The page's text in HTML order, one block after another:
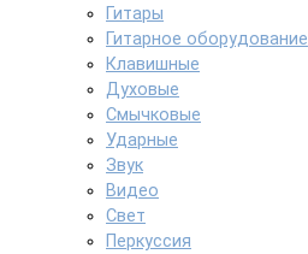
Гитары
Гитарное оборудование
Клавишные
Духовые
Смычковые
Ударные
Звук
Видео
Свет
Перкуссия